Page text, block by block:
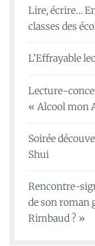
Lire, écrire…
classes des
L’Effrayable
Lecture-
« Alcool mon
Soirée
Shui
Rencontre-
de son roman
Rimbaud ? »